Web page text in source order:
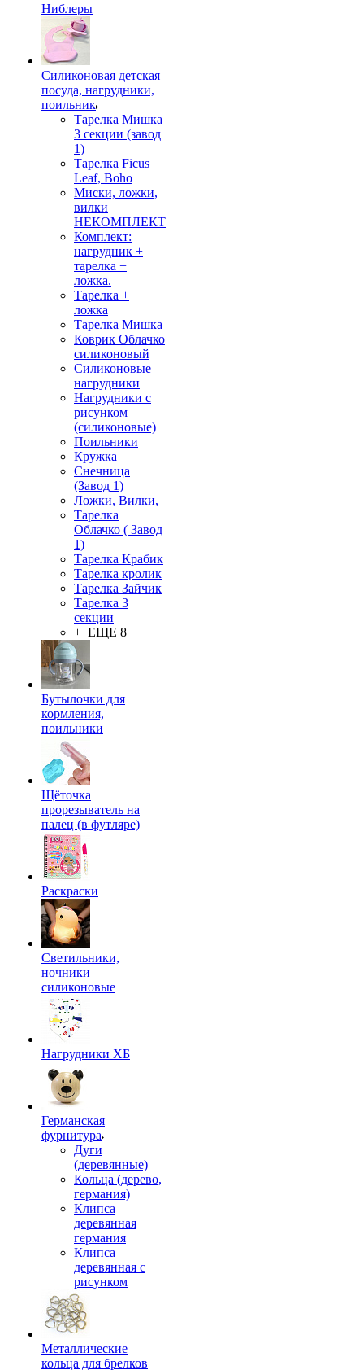
Ниблеры
Силиконовая детская
посуда, нагрудники,
поильник
Тарелка Мишка
3 секции (завод
1)
Тарелка Ficus
Leaf, Boho
Миски, ложки,
вилки
НЕКОМПЛЕКТ
Комплект:
нагрудник +
тарелка +
ложка.
Тарелка +
ложка
Тарелка Мишка
Коврик Облачко
силиконовый
Силиконовые
нагрудники
Нагрудники с
рисунком
(силиконовые)
Поильники
Кружка
Снечница
(Завод 1)
Ложки, Вилки,
Тарелка
Облачко ( Завод
1)
Тарелка Крабик
Тарелка кролик
Тарелка Зайчик
Тарелка 3
секции
+ ЕЩЕ 8
Бутылочки для
кормления,
поильники
Щёточка
прорезыватель на
палец (в футляре)
Раскраски
Светильники,
ночники
силиконовые
Нагрудники ХБ
Германская
фурнитура
Дуги
(деревянные)
Кольца (дерево,
германия)
Клипса
деревянная
германия
Клипса
деревянная с
рисунком
Металлические
кольца для брелков